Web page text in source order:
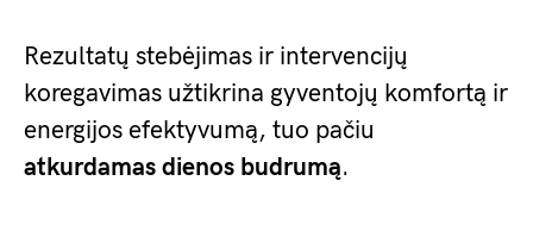
Rezultatų stebėjimas ir intervencijų
koregavimas užtikrina gyventojų komfortą ir
energijos efektyvumą, tuo pačiu
atkurdamas dienos budrumą.